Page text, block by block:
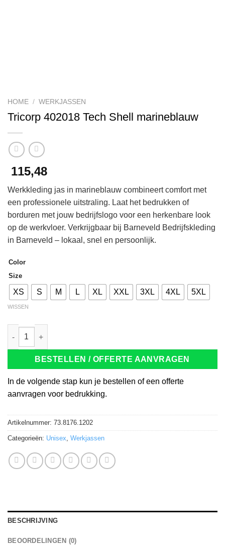
HOME / WERKJASSEN
Tricorp 402018 Tech Shell marineblauw
115,48
Werkkleding jas in marineblauw combineert comfort met
een professionele uitstraling. Laat het bedrukken of
borduren met jouw bedrijfslogo voor een herkenbare look
op de werkvloer. Verkrijgbaar bij Barneveld Bedrijfskleding
in Barneveld – lokaal, snel en persoonlijk.
Color
Size
XS S M L XL XXL 3XL 4XL 5XL
WISSEN
Tricorp 402018 Tech Shell marineblauw aantal
BESTELLEN / OFFERTE AANVRAGEN
In de volgende stap kun je bestellen of een offerte
aanvragen voor bedrukking.
Artikelnummer: 73.8176.1202
Categorieën: Unisex, Werkjassen
BESCHRIJVING
BEOORDELINGEN (0)